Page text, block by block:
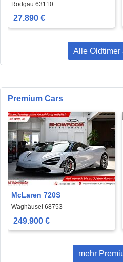
schönes restauriertes
Coupe
Rodgau 63110
27.890 €
Alle Oldtimer
Premium Cars
McLaren 720S
Waghäusel 68753
249.900 €
mehr